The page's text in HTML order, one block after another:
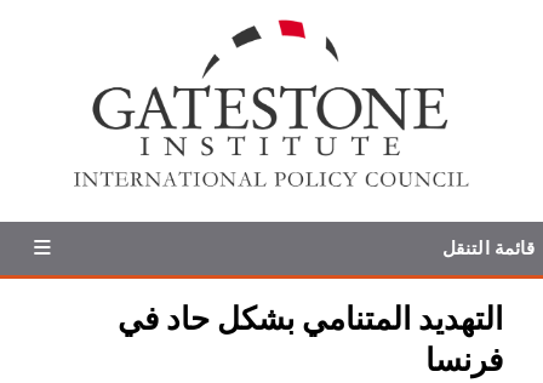
قائمة التنقل
التهديد المتنامي بشكل حاد في
فرنسا